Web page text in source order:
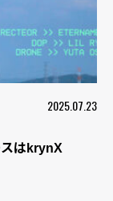
2025.07.23
はkrynX